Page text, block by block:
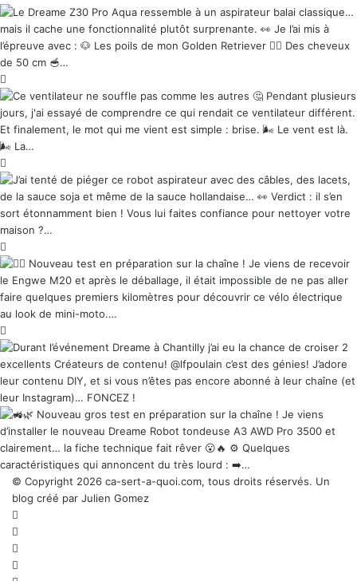
© Copyright 2026 ca-sert-a-quoi.com, tous droits réservés. Un
blog créé par Julien Gomez